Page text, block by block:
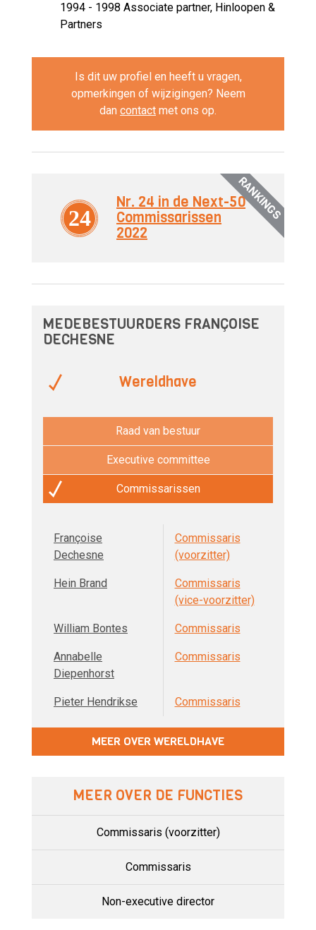
1994 - 1998 Associate partner, Hinloopen &
Partners
Is dit uw profiel en heeft u vragen,
opmerkingen of wijzigingen? Neem
dan contact met ons op.
RANKINGS
24
Nr. 24 in de Next-50
Commissarissen
2022
MEDEBESTUURDERS FRANÇOISE
DECHESNE
Wereldhave
Raad van bestuur
Executive committee
Commissarissen
Françoise
Dechesne
Commissaris
(voorzitter)
Hein Brand
Commissaris
(vice-voorzitter)
William Bontes Commissaris
Annabelle
Diepenhorst
Commissaris
Pieter Hendrikse Commissaris
MEER OVER WERELDHAVE
MEER OVER DE FUNCTIES
Commissaris (voorzitter)
Commissaris
Non-executive director